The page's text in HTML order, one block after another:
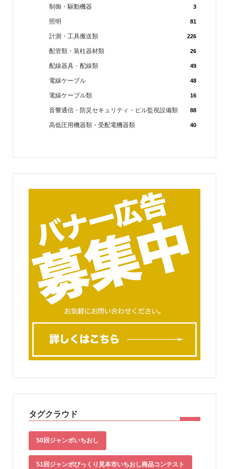
制御・駆動機器 3
照明 81
計測・工具搬送類 226
配管類・装柱器材類 26
配線器具・配線類 49
電線ケーブル 48
電線ケーブル類 16
音響通信・防災セキュリティ・ビル監視設備類 88
高低圧用機器類・受配電機器類 40
タグクラウド
50回ジャンボいちおし
51回ジャンボびっくり見本市いちおし商品コンテスト